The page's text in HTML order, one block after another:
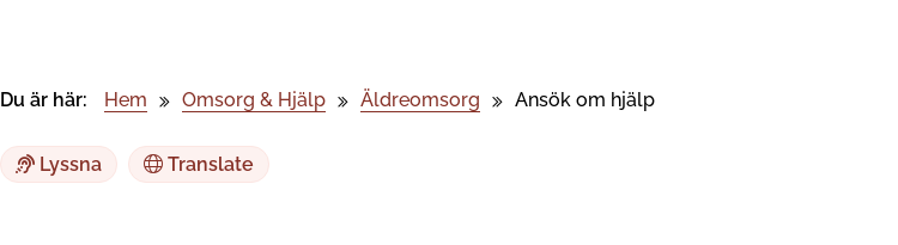
Du är här: Hem Omsorg & Hjälp Äldreomsorg Ansök om hjälp
Lyssna Translate